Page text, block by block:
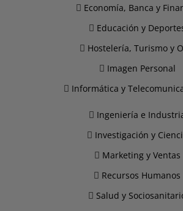
Economía, Banca y
Educación y
Hostelería, Turismo y
Imagen Personal
Informática y
Ingeniería e
Investigación y
Marketing y Ventas
Recursos Humanos
Salud y